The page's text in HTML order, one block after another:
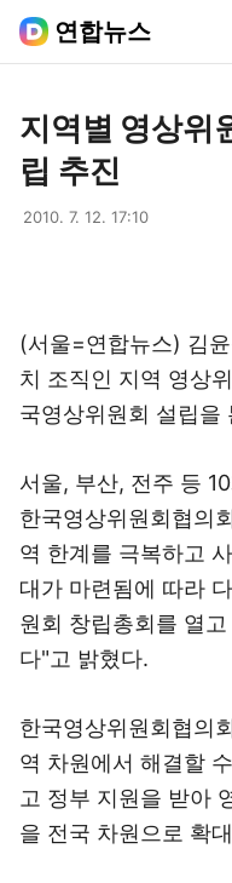
연합뉴스
지역별 영상위
립 추진
2010. 7. 12. 17:10
(서울=연합뉴스) 김
치 조직인 지역 영상
국영상위원회 설립을
서울, 부산, 전주 등
한국영상위원회협의
역 한계를 극복하고
대가 마련됨에 따라
원회 창립총회를 열
다"고 밝혔다.
한국영상위원회협의
역 차원에서 해결할
고 정부 지원을 받아
을 전국 차원으로 확